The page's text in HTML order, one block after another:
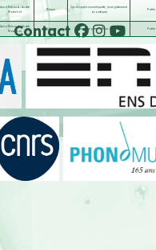
Anna Thibaud
André
Maréchal
Disque
24 cm saphir sans étiquette, (enregistrement
acoustique)
Pathé
Anna Thibaud;André
Maréchal
Cylindre Inter (enregistrement acoustique) Pathé
Contact